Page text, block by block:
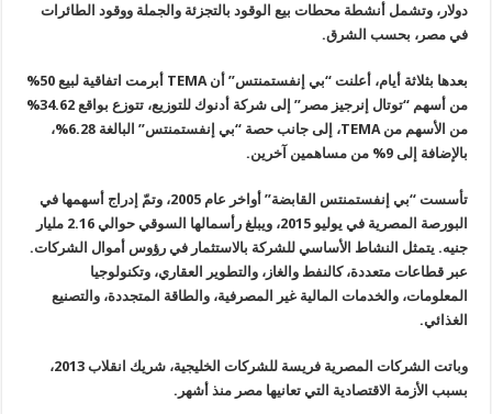
دولار، وتشمل أنشطة محطات بيع الوقود بالتجزئة والجملة ووقود الطائرات
في مصر، بحسب الشرق.
بعدها بثلاثة أيام، أعلنت “بي إنفستمنتس” أن TEMA
أبرمت اتفاقية لبيع 50%
من أسهم “توتال إنرجيز مصر” إلى شركة أدنوك للتوزيع، تتوزع بواقع 34.62%
من الأسهم من TEMA
، إلى جانب حصة “بي إنفستمنتس” البالغة 6.28%،
بالإضافة إلى 9% من مساهمين آخرين
.
تأسست “بي إنفستمنتس القابضة” أواخر عام 2005، وتمّ إدراج أسهمها في
البورصة المصرية في يوليو 2015، ويبلغ رأسمالها السوقي حوالي 2.16 مليار
جنيه. يتمثل النشاط الأساسي للشركة بالاستثمار في رؤوس أموال الشركات.
عبر قطاعات متعددة، كالنفط والغاز، والتطوير العقاري، وتكنولوجيا
المعلومات، والخدمات المالية غير المصرفية، والطاقة المتجددة، والتصنيع
الغذائي.
وباتت الشركات المصرية فريسة للشركات الخليجية، شريك انقلاب 2013،
بسبب الأزمة الاقتصادية التي تعانيها مصر منذ أشهر .